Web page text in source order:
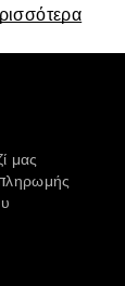
μας